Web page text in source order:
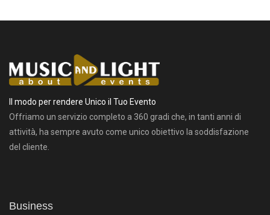
Il modo per rendere Unico il Tuo Evento
Offriamo un servizio completo a 360 gradi che, in tanti anni di
attività, ha sempre avuto come unico obiettivo la soddisfazione
del cliente.
Business